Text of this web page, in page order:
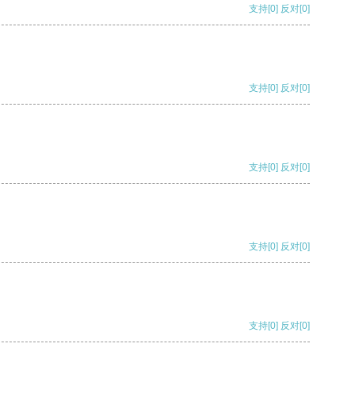
支持[0] 反对[0]
支持[0] 反对[0]
支持[0] 反对[0]
支持[0] 反对[0]
支持[0] 反对[0]